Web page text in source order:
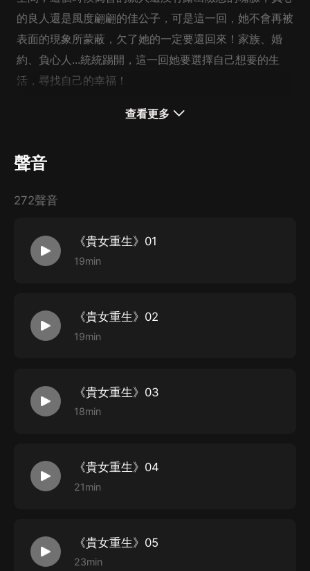
的良人還是風度翩翩的佳公子，可是這一回，她不會再被
表面的現象所蒙蔽，欠了她的一定要還回來！家族、婚
約、負心人...統統踢開，這一回她要選擇自己想要的生
活，尋找自己的幸福！
主播：璀璨新聲
【購買須知】
后，即可收聽，可下載重復收聽。
2、版權歸原作者所有，嚴禁翻錄成任何形式，嚴禁在任
查看更多
聲音
272聲音
《貴女重生》01
19min
《貴女重生》02
19min
《貴女重生》03
18min
《貴女重生》04
21min
《貴女重生》05
23min